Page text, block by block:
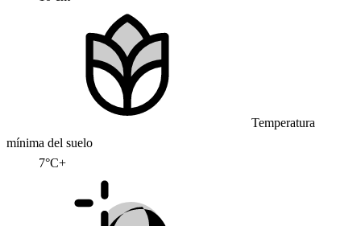
Temperatura
mínima del suelo
7°C+